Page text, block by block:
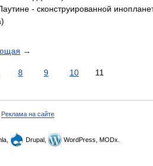
- сконструированной
→
8 9 10 11
Реклама на сайте
Drupal, WordPress, MODx.